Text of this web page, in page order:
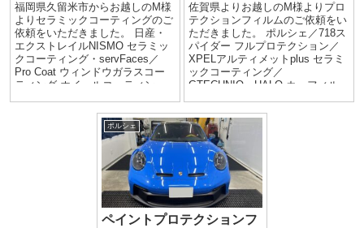
福岡県久留米市からお越しのM様
よりセラミックコーティングのご
依頼をいただきました。 日産・
エクストレイルNISMO セラミッ
クコーティング・servFaces／
Pro Coat ウィンドウガラスコー
ティング ホイールコーティン
佐賀県よりお越しのM様よりプロ
テクションフィルムのご依頼をい
ただきました。 ポルシェ／718ス
パイダー フルプロテクション／
XPELアルティメットplus セラミ
ックコーティング／
GTECHNIQ・HALO カーフィル
ポルシェ
ペイントプロテクションフ